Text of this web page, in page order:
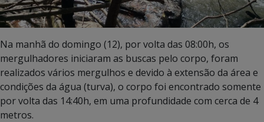
Na manhã do domingo (12), por volta das 08:00h, os
mergulhadores iniciaram as buscas pelo corpo, foram
realizados vários mergulhos e devido à extensão da área e
condições da água (turva), o corpo foi encontrado somente
por volta das 14:40h, em uma profundidade com cerca de 4
metros.